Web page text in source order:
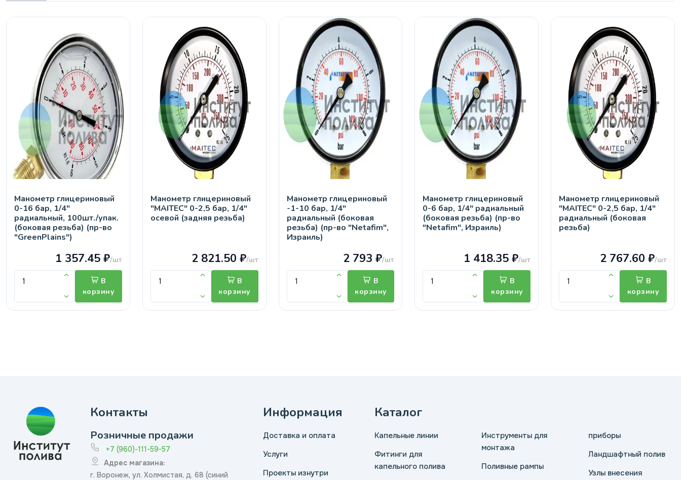
Манометр глицериновый
0-16 бар, 1/4"
радиальный, 100шт./упак.
(боковая резьба) (пр-во
"GreenPlains")
1 357.45 ₽/шт
В
корзину
Манометр глицериновый
"MAITEC" 0-2,5 бар, 1/4"
осевой (задняя резьба)
2 821.50 ₽/шт
В
корзину
Манометр глицериновый
-1-10 бар, 1/4"
радиальный (боковая
резьба) (пр-во "Netafim",
Израиль)
2 793 ₽/шт
В
корзину
Манометр глицериновый
0-6 бар, 1/4" радиальный
(боковая резьба) (пр-во
"Netafim", Израиль)
1 418.35 ₽/шт
В
корзину
Манометр глицериновый
"MAITEC" 0-2,5 бар, 1/4"
радиальный (боковая
резьба)
2 767.60 ₽/шт
В
корзину
Контакты
Розничные продажи
+7 (960)-111-59-57
Адрес магазина:
г. Воронеж, ул. Холмистая, д. 68 (синий
Информация
Доставка и оплата
Услуги
Проекты изнутри
Каталог
Капельные линии
Фитинги для
капельного полива
Инструменты для
монтажа
Поливные рампы
приборы
Ландшафтный полив
Узлы внесения